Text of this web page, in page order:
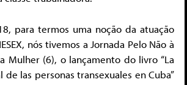
para termos uma noção da atuação
nós tivemos a Jornada Pelo Não à
Mulher (6), o lançamento do livro “La
de las personas transexuales en Cuba”